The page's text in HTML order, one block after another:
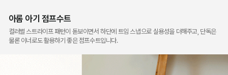
아롬 아기 점프수트
컬러별 스트라이프 패턴이 돋보이면서 하단에 트임 스냅으로 실용성을 더해주고, 단독은
물론 이너로도 활용하기 좋은 점프수트입니다.